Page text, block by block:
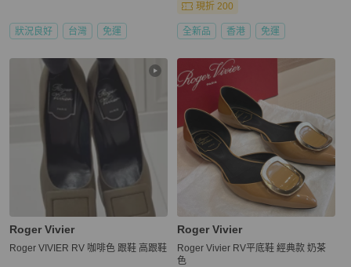
狀況良好 台灣 免運
現折 200
全新品 香港 免運
Roger Vivier
Roger VIVIER RV 咖啡色 跟鞋 高跟鞋
Roger Vivier
Roger Vivier RV平底鞋 經典款 奶茶
色